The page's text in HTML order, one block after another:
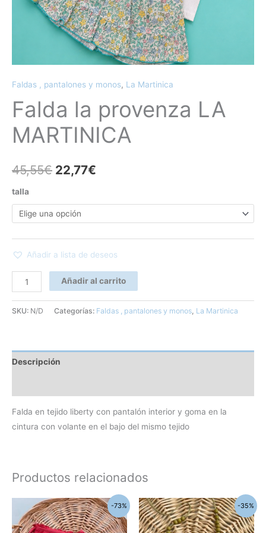
Faldas , pantalones y monos, La Martinica
Falda la provenza LA
MARTINICA
45,55€ 22,77€
talla
Añadir a lista de deseos
Añadir al carrito
SKU: N/D Categorías: Faldas , pantalones y monos La Martinica
Descripción
Falda en tejido liberty con pantalón interior y goma en la
cintura con volante en el bajo del mismo tejido
Productos relacionados
-73%
El
precio
original
era:
El
precio
actual
es:
Este
producto
-35%
El
precio
original
era:
El
precio
actual
es: